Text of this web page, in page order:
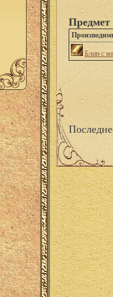
Предмет
Блин с